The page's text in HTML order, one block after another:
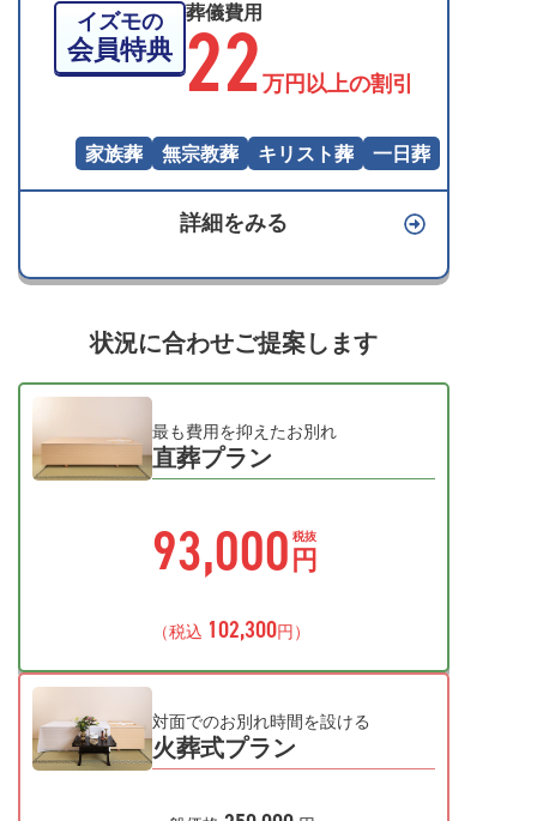
イズモの
会員特典
葬儀費用
22 万円以上の割引
家族葬 無宗教葬 キリスト葬 一日葬
詳細をみる
状況に合わせご提案します
最も費用を抑えたお別れ
直葬プラン
税抜
93,000 円
（税込 102,300円）
対面でのお別れ時間を設ける
火葬式プラン